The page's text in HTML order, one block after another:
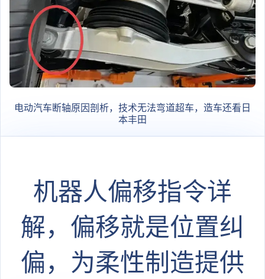
电动汽车断轴原因剖析，技术无法弯道超车，造车还看日
本丰田
机器人偏移指令详
解，偏移就是位置纠
偏，为柔性制造提供